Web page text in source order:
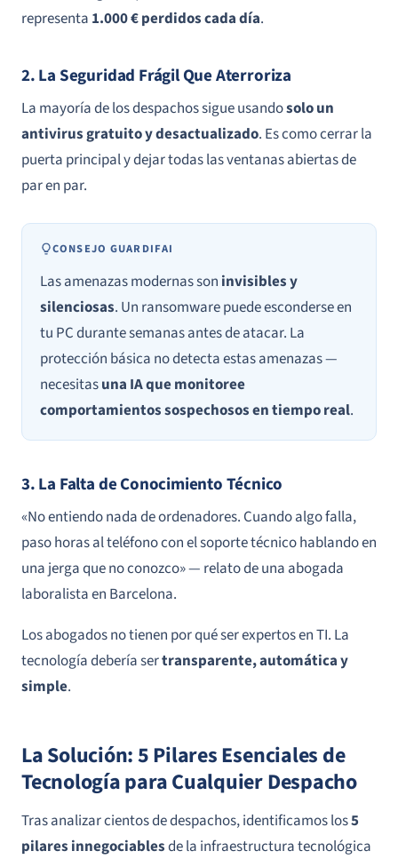
representa 1.000 € perdidos cada día.
2. La Seguridad Frágil Que Aterroriza
La mayoría de los despachos sigue usandosolo un
antivirus gratuito y desactualizado. Es como cerrar la
puerta principal y dejar todas las ventanas abiertas de
par en par.
CONSEJO GUARDIFAI
Las amenazas modernas son invisibles y
silenciosas. Un ransomware puede esconderse en
tu PC durante semanas antes de atacar. La
protección básica no detecta estas amenazas —
necesitasuna IA que monitoree
comportamientos sospechosos en tiempo real.
3. La Falta de Conocimiento Técnico
«No entiendo nada de ordenadores. Cuando algo falla,
paso horas al teléfono con el soporte técnico hablando en
una jerga que no conozco» — relato de una abogada
laboralista en Barcelona.
Los abogados no tienen por qué ser expertos en TI. La
tecnología debería sertransparente, automática y
simple.
La Solución: 5 Pilares Esenciales de
Tecnología para Cualquier Despacho
Tras analizar cientos de despachos, identificamos los5
pilares innegociablesde la infraestructura tecnológica